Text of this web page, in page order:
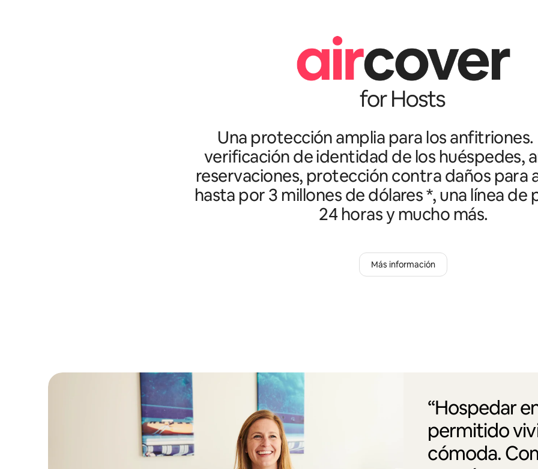
Una protección amplia para los anfitriones.
verificación de identidad de los huéspedes,
reservaciones, protección contra daños para
hasta por 3 millones de dólares *, una línea
24 horas y mucho más.
Más información
“Hospedar
permitido
cómoda.